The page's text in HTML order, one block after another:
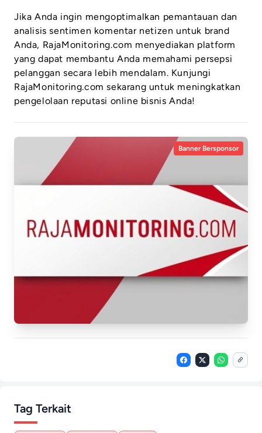
Jika Anda ingin mengoptimalkan pemantauan dan
analisis sentimen komentar netizen untuk brand
Anda, RajaMonitoring.com menyediakan platform
yang dapat membantu Anda memahami persepsi
pelanggan secara lebih mendalam. Kunjungi
RajaMonitoring.com sekarang untuk meningkatkan
pengelolaan reputasi online bisnis Anda!
Banner Bersponsor
Tag Terkait